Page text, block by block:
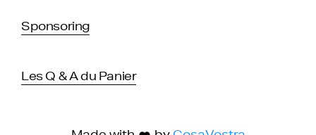
Sponsoring
Les Q & A du Panier